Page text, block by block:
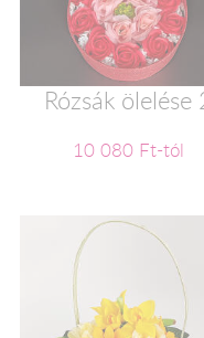
Rózsák ölelése
10 080 Ft-tól